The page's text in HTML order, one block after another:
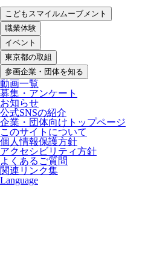
こどもスマイルムーブメント
職業体験
イベント
東京都の取組
参画企業・団体を知る
動画一覧
募集・アンケート
お知らせ
公式SNSの紹介
企業・団体向けトップページ
このサイトについて
個人情報保護方針
アクセシビリティ方針
よくあるご質問
関連リンク集
Language